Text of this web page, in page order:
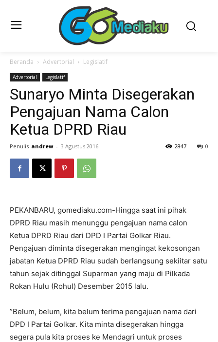
Beranda Advertorial Legislatif
Advertorial Legislatif
Sunaryo Minta Disegerakan
Pengajuan Nama Calon
Ketua DPRD Riau
Penulis andrew - 3 Agustus 2016 0
2847
PEKANBARU, gomediaku.com-Hingga saat ini pihak
DPRD Riau masih menunggu pengajuan nama calon
Ketua DPRD Riau dari DPD I Partai Golkar Riau.
Pengajuan diminta disegerakan mengingat kekosongan
jabatan Ketua DPRD Riau sudah berlangsung sekiitar satu
tahun sejak ditinggal Suparman yang maju di Pilkada
Rokan Hulu (Rohul) Desember 2015 lalu.
”Belum, belum, kita belum terima pengajuan nama dari
DPD I Partai Golkar. Kita minta disegerakan hingga
segera pula kita proses ke Mendagri untuk proses